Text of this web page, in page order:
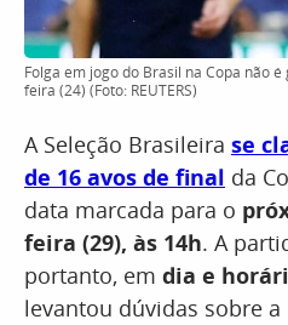
Folga em jogo do Brasil na Copa não
feira (24) (Foto: REUTERS)
A Seleção Brasileira se
de 16 avos de final da
data marcada para o
feira (29), às 14h. A
portanto, em dia e
levantou dúvidas sobre